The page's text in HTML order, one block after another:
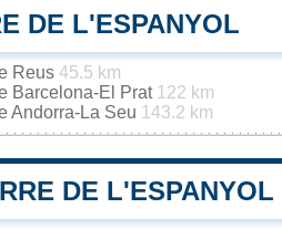
DE L'ESPANYOL
Reus 45.5 km
Barcelona-El Prat 122 km
Andorra-La Seu 143.2 km
DE L'ESPANYOL